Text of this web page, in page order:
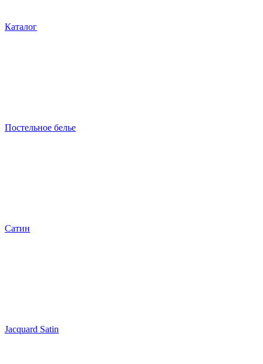
Каталог
Постельное белье
Сатин
Jacquard Satin